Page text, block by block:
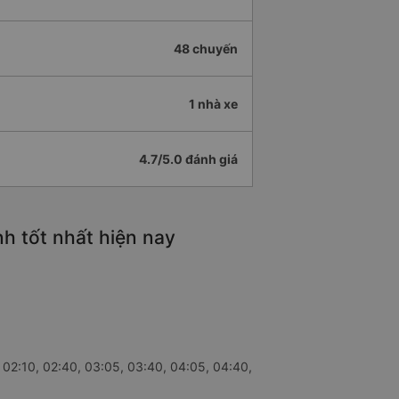
48 chuyến
1 nhà xe
4.7/5.0 đánh giá
tốt nhất hiện nay
02:10, 02:40, 03:05, 03:40, 04:05, 04:40,